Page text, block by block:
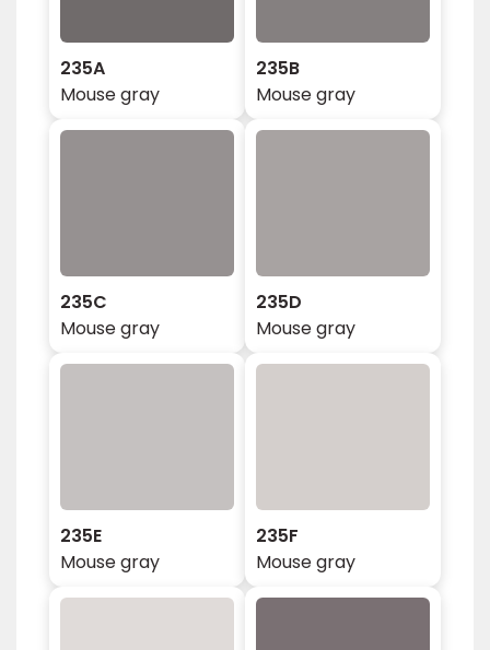
235A
Mouse gray
235B
Mouse gray
235C
Mouse gray
235D
Mouse gray
235E
Mouse gray
235F
Mouse gray